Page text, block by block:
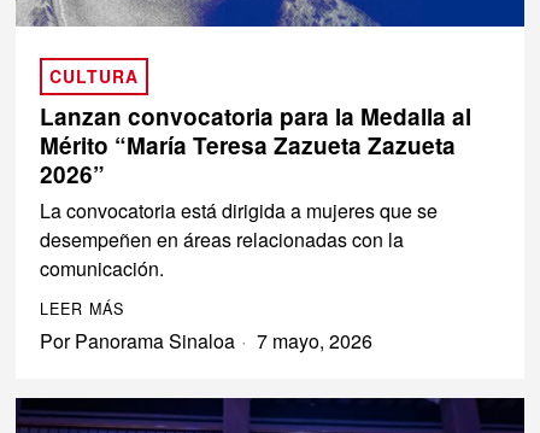
CULTURA
Lanzan convocatoria para la Medalla al
Mérito “María Teresa Zazueta Zazueta
2026”
La convocatoria está dirigida a mujeres que se
desempeñen en áreas relacionadas con la
comunicación.
LEER MÁS
PorPanorama Sinaloa 7 mayo, 2026